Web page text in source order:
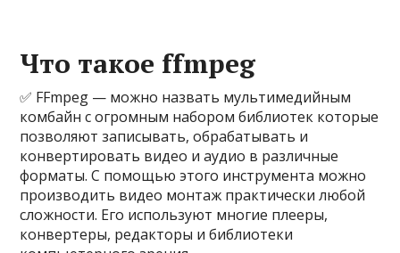
Что такое ffmpeg
✅ FFmpeg — можно назвать мультимедийным
комбайн с огромным набором библиотек которые
позволяют записывать, обрабатывать и
конвертировать видео и аудио в различные
форматы. С помощью этого инструмента можно
производить видео монтаж практически любой
сложности. Его используют многие плееры,
конвертеры, редакторы и библиотеки